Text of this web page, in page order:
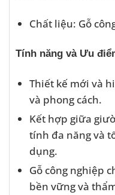
Chất liệu: Gỗ
Tính năng và Ưu
Thiết kế mới và
và phong cách.
Kết hợp giữa
tính đa năng và
dụng.
Gỗ công nghiệp
bền vững và